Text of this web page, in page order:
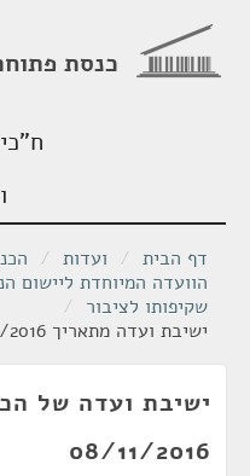
כנסת
דף הבית / ועדות /
הוועדה המיוחדת ליישום
שקיפותו לציבור /
ישיבת ועדה מתאריך 08/11/2016
08/11/2016